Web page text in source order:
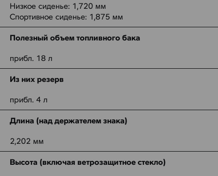
Низкое сиденье: 1,720 мм
Спортивное сиденье: 1,875 мм
Полезный объем топливного бака
прибл. 18 л
Из них резерв
прибл. 4 л
Длина (над держателем знака)
2,202 мм
Высота (включая ветрозащитное стекло)